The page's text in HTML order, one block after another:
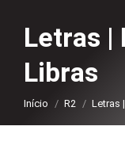
Letras |
Libras
Você está aqui:
Início R2 Letras